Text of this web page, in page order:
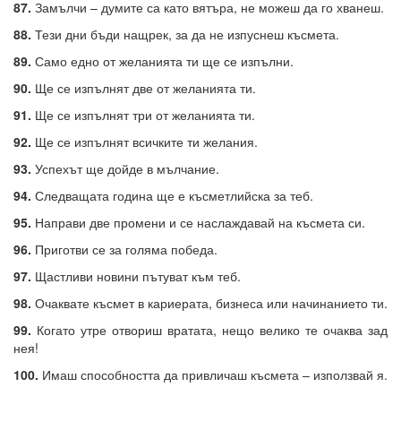
87. Замълчи – думите са като вятъра, не можеш да го хванеш.
88. Тези дни бъди нащрек, за да не изпуснеш късмета.
89. Само едно от желанията ти ще се изпълни.
90. Ще се изпълнят две от желанията ти.
91. Ще се изпълнят три от желанията ти.
92. Ще се изпълнят всичките ти желания.
93. Успехът ще дойде в мълчание.
94. Следващата година ще е късметлийска за теб.
95. Направи две промени и се наслаждавай на късмета си.
96. Приготви се за голяма победа.
97. Щастливи новини пътуват към теб.
98. Очаквате късмет в кариерата, бизнеса или начинанието ти.
99. Когато утре отвориш вратата, нещо велико те очаква зад
нея!
100. Имаш способността да привличаш късмета – използвай я.